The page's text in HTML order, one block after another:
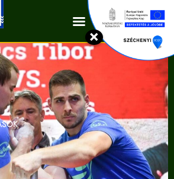
Kapcsolat
×